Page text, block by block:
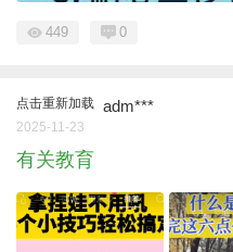
449 0
点击重新加载 adm***
2025-11-23
有关教育